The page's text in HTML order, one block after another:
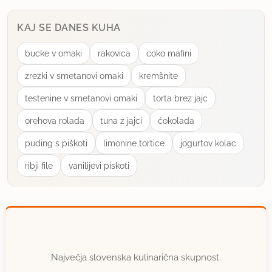
obliko rogljička.
Pozdravček!
uporabno
MIRJAM
član od 2001 138 sporočil
22.12.2005 ob 9:39
Ne vem zakaj ni mojega odgovora, pa ga bom
Jaz sem sicer malo priredila recept zaradi alergika,
KAJ SE DANES KUHA
bucke v omaki rakovica coko mafini
zrezki v smetanovi omaki kremšnite
testenine v smetanovi omaki torta brez jajc
orehova rolada tuna z jajci ćokolada
puding s piškoti limonine tortice jogurtov kolac
ribji file vanilijevi piskoti
Največja slovenska kulinarična skupnost.